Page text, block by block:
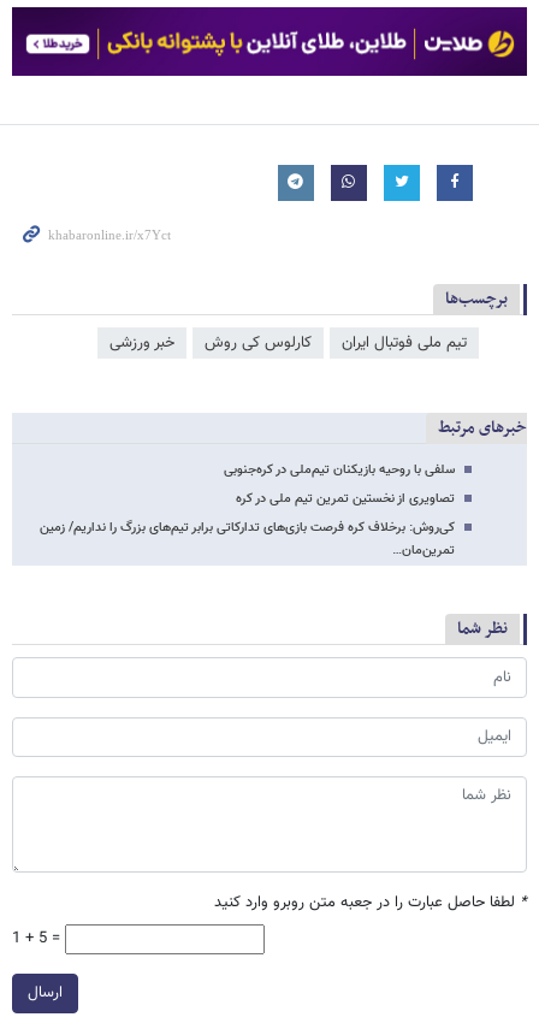
برچسب‌ها
تیم ملی فوتبال ایران کارلوس کی روش خبر ورزشی
خبرهای مرتبط
سلفی با روحیه بازیکنان تیم‌ملی در کره‌جنوبی
تصاویری از نخستین تمرین تیم ملی در کره
کی‌روش: برخلاف کره‌ فرصت بازی‌های تدارکاتی برابر تیم‌های بزرگ را نداریم/ زمین
تمرین‌مان…
نظر شما
* لطفا حاصل عبارت را در جعبه متن روبرو وارد کنید
1 + 5 =
ارسال